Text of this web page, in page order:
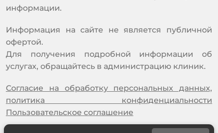
информации.
Информация на сайте не является публичной
офертой.
Для получения подробной информации об
услугах, обращайтесь в администрацию клиник.
Согласие на обработку персональных данных,
политика конфиденциальности
Пользовательское соглашение